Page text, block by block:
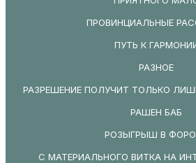
ПРОВИНЦИАЛЬНЫЕ
ПУТЬ К
РАЗНОЕ
РАЗРЕШЕНИЕ ПОЛУЧИТ ТОЛЬКО
РАШЕН БАБ
РОЗЫГРЫШ В
С МАТЕРИАЛЬНОГО ВИТКА НА